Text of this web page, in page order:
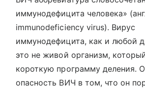
иммунодефицита человека»
immunodeficiency virus). Вирус
иммунодефицита, как и любой
это не живой организм,
короткую программу деления.
опасность ВИЧ в том, что он